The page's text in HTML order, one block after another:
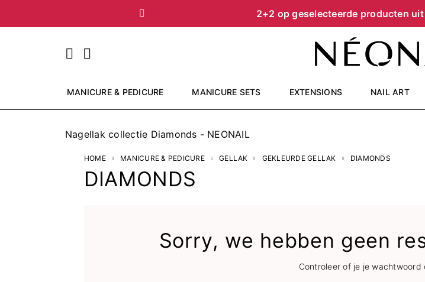
2+2 op geselecteerde producten
Vorige
MANICURE & PEDICURE MANICURE SETS EXTENSIONS NAIL ART
Nagellak collectie Diamonds - NEONAIL
HOME MANICURE & PEDICURE GELLAK GEKLEURDE GELLAK DIAMONDS
DIAMONDS
Sorry, we hebben geen
Controleer of je je